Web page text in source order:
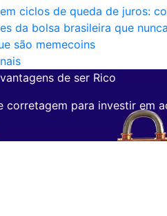
ciclos de queda de juros:
da bolsa brasileira que
são memecoins
de ser Rico
corretagem para investir em